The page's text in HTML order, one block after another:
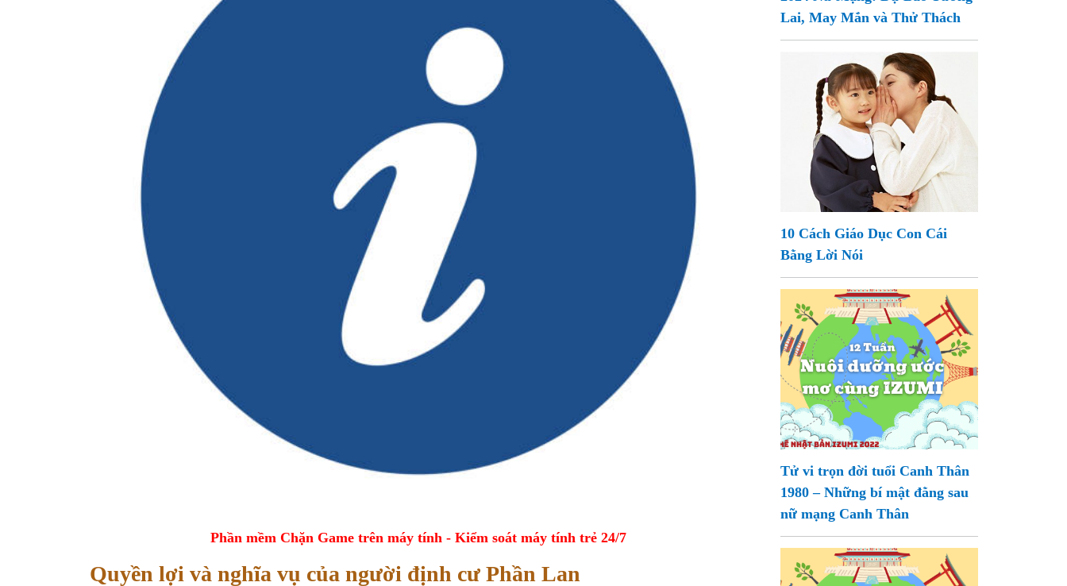
Phần mềm Chặn Game trên máy tính - Kiểm soát máy tính trẻ 24/7
Quyền lợi và nghĩa vụ của người định cư Phần Lan
Lai, May Mắn và Thử Thách
10 Cách Giáo Dục Con Cái
Bằng Lời Nói
Tử vi trọn đời tuổi Canh Thân
1980 – Những bí mật đằng sau
nữ mạng Canh Thân